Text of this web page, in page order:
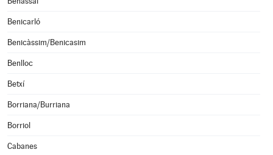
Benicarló
Benicàssim/Benicasim
Benlloc
Betxí
Borriana/Burriana
Borriol
Cabanes